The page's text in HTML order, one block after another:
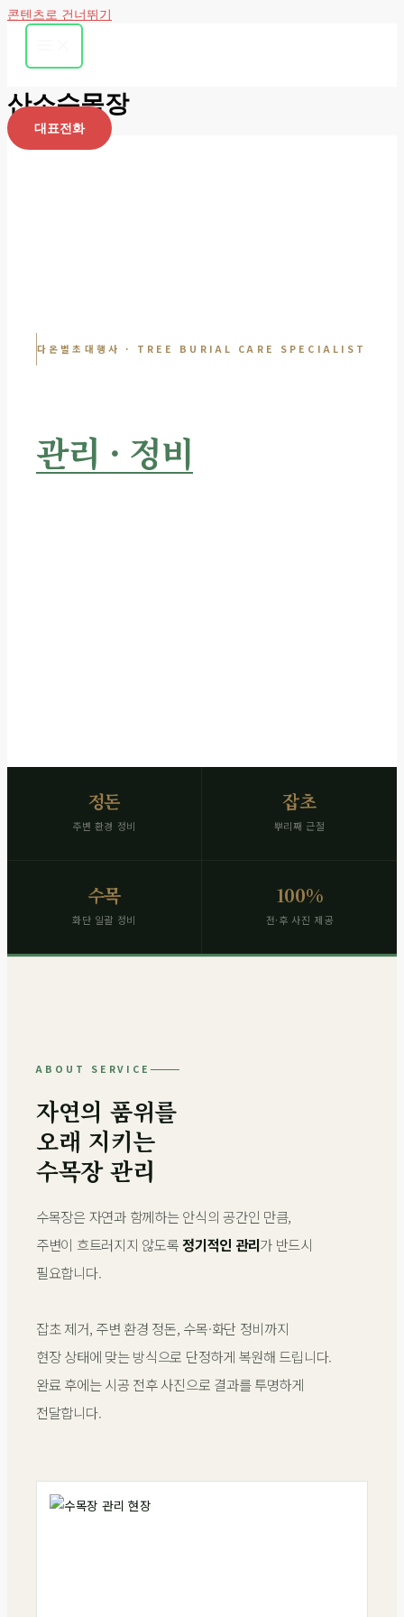
콘텐츠로 건너뛰기
산소수목장
대표전화
다온벌초대행사 · TREE BURIAL CARE SPECIALIST
관리 · 정비
정돈
주변 환경 정비
잡초
뿌리째 근절
수목
화단 일괄 정비
100%
전·후 사진 제공
ABOUT SERVICE
자연의 품위를
오래 지키는
수목장 관리
수목장은 자연과 함께하는 안식의 공간인 만큼,
주변이 흐트러지지 않도록정기적인 관리가 반드시
필요합니다.
잡초 제거, 주변 환경 정돈, 수목·화단 정비까지
현장 상태에 맞는 방식으로 단정하게 복원해 드립니다.
완료 후에는 시공 전후 사진으로 결과를 투명하게
전달합니다.